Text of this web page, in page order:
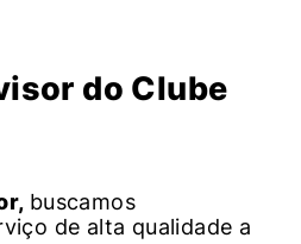
do Clube
buscamos
de alta qualidade a